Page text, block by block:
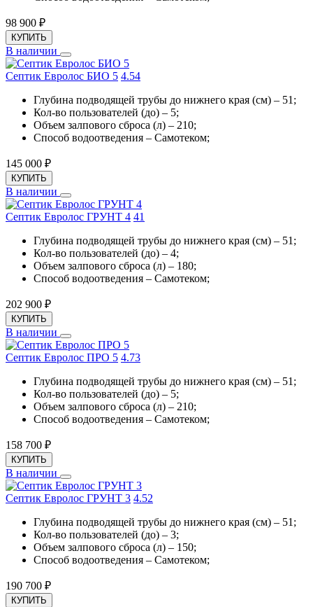
98 900 ₽
КУПИТЬ
В наличии
Септик Евролос БИО 5 4.54
Глубина подводящей трубы до нижнего края (см) – 51;
Кол-во пользователей (до) – 5;
Объем залпового сброса (л) – 210;
Способ водоотведения – Самотеком;
145 000 ₽
КУПИТЬ
В наличии
Септик Евролос ГРУНТ 4 41
Глубина подводящей трубы до нижнего края (см) – 51;
Кол-во пользователей (до) – 4;
Объем залпового сброса (л) – 180;
Способ водоотведения – Самотеком;
202 900 ₽
КУПИТЬ
В наличии
Септик Евролос ПРО 5 4.73
Глубина подводящей трубы до нижнего края (см) – 51;
Кол-во пользователей (до) – 5;
Объем залпового сброса (л) – 210;
Способ водоотведения – Самотеком;
158 700 ₽
КУПИТЬ
В наличии
Септик Евролос ГРУНТ 3 4.52
Глубина подводящей трубы до нижнего края (см) – 51;
Кол-во пользователей (до) – 3;
Объем залпового сброса (л) – 150;
Способ водоотведения – Самотеком;
190 700 ₽
КУПИТЬ